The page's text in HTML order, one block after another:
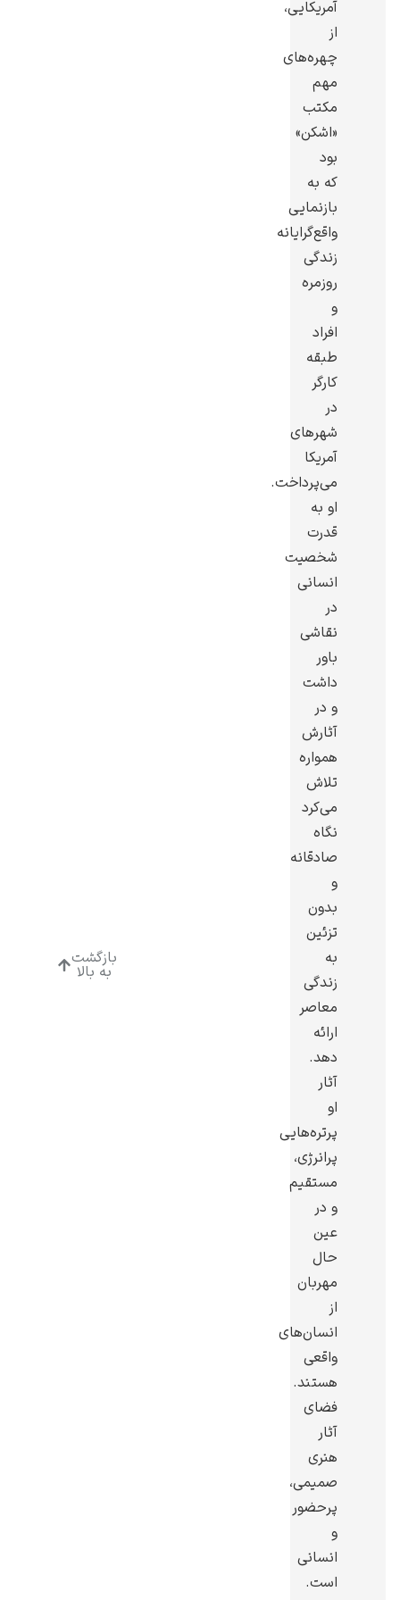
آمریکایی،
از
چهره‌های
مهم
مکتب
«اشکن»
بود
که به
بازنمایی
واقع‌گرایانه
زندگی
روزمره
و
افراد
طبقه
کارگر
در
شهرهای
آمریکا
می‌پرداخت.
او به
قدرت
شخصیت
انسانی
در
نقاشی
باور
داشت
و در
آثارش
همواره
تلاش
می‌کرد
نگاه
صادقانه
و
بدون
تزئین
به
زندگی
معاصر
ارائه
دهد.
آثار
او
پرتره‌هایی
پرانرژی،
مستقیم
و در
عین
حال
مهربان
از
انسان‌های
واقعی
هستند.
فضای
آثار
هنری
صمیمی،
پرحضور
و
انسانی
است.
بازگشت
به بالا